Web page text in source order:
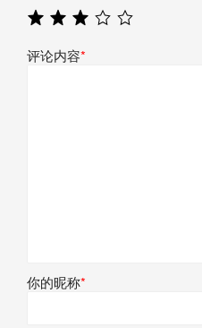
评论内容*
你的昵称*